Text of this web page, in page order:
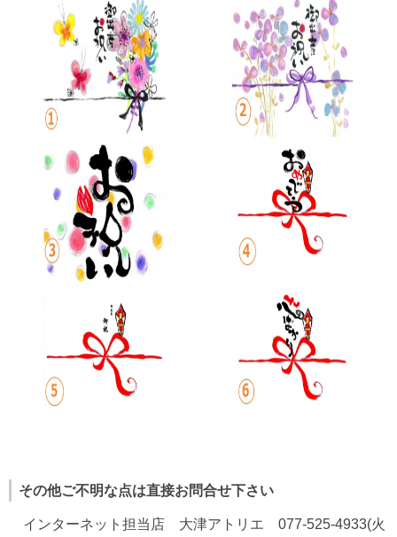
その他ご不明な点は直接お問合せ下さい
インターネット担当店 大津アトリエ 077-525-4933(火